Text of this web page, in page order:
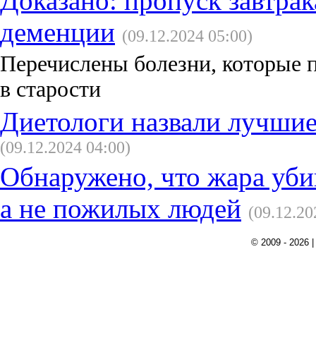
деменции (09.12.2024 05:00)
Перечислены болезни,
в старости
Диетологи назвали
(09.12.2024 04:00)
Обнаружено, что жара
а не пожилых людей
© 2009 - 2026